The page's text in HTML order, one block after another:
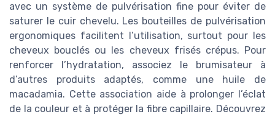
avec un système de pulvérisation fine pour éviter de
saturer le cuir chevelu. Les bouteilles de pulvérisation
ergonomiques facilitent l’utilisation, surtout pour les
cheveux bouclés ou les cheveux frisés crépus. Pour
renforcer l’hydratation, associez le brumisateur à
d’autres produits adaptés, comme une huile de
macadamia. Cette association aide à prolonger l’éclat
de la couleur et à protéger la fibre capillaire. Découvrez